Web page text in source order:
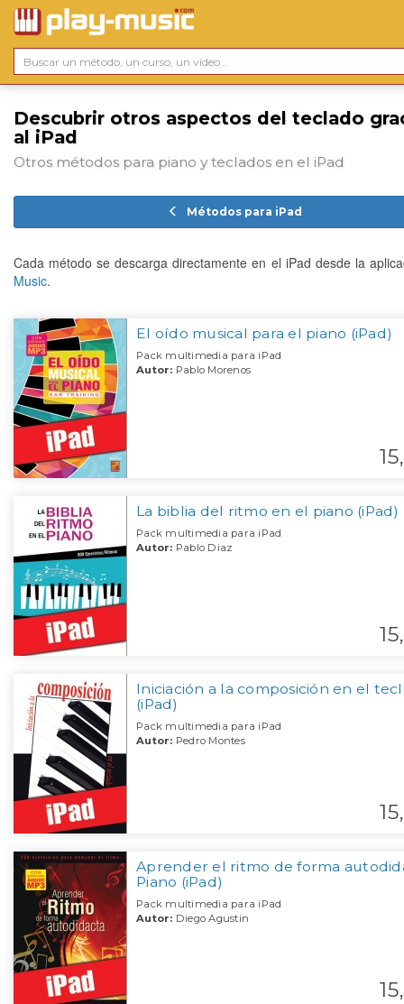
Descubrir otros aspectos del teclado
al iPad
Otros métodos para piano y teclados en el iPad
Métodos para iPad
Cada método se descarga directamente en el iPad desde la
Music.
El oído musical para el piano (iPad)
Pack multimedia para iPad
Autor: Pablo Morenos
15,
La biblia del ritmo en el piano (iPad)
Pack multimedia para iPad
Autor: Pablo Diaz
15,
Iniciación a la composición en el
(iPad)
Pack multimedia para iPad
Autor: Pedro Montes
15,
Aprender el ritmo de forma
Piano (iPad)
Pack multimedia para iPad
Autor: Diego Agustin
15,